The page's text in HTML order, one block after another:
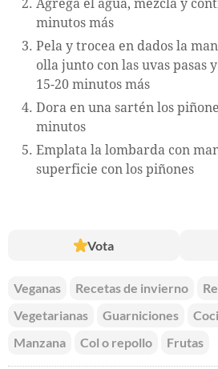
Agrega el agua, mezcla y
minutos más
Pela y trocea en dados la
olla junto con las uvas pasas
15-20 minutos más
Dora en una sartén los
minutos
Emplata la lombarda con
superficie con los piñones
Vota
Veganas Recetas de invierno
Vegetarianas
Guarniciones
Manzana
Col o repollo Frutas